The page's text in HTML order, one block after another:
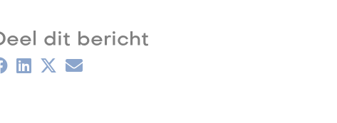
dit bericht